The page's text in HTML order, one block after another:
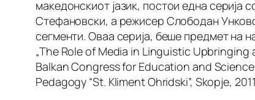
македонскиот јазик, постои една серија
Стефановски, а режисер Слободан
сегменти. Оваа серија, беше предмет на
„The Role of Media in Linguistic Upbringing
Balkan Congress for Education and
Pedagogy “St. Kliment Ohridski”, Skopje,